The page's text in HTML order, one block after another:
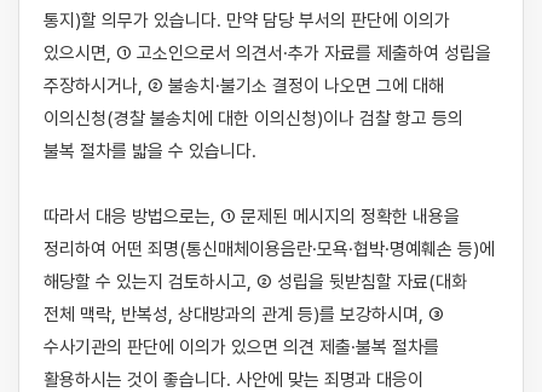
통지)할 의무가 있습니다. 만약 담당 부서의 판단에 이의가
있으시면, ① 고소인으로서 의견서·추가 자료를 제출하여 성립을
주장하시거나, ② 불송치·불기소 결정이 나오면 그에 대해
이의신청(경찰 불송치에 대한 이의신청)이나 검찰 항고 등의
불복 절차를 밟을 수 있습니다.
따라서 대응 방법으로는, ① 문제된 메시지의 정확한 내용을
정리하여 어떤 죄명(통신매체이용음란·모욕·협박·명예훼손 등)에
해당할 수 있는지 검토하시고, ② 성립을 뒷받침할 자료(대화
전체 맥락, 반복성, 상대방과의 관계 등)를 보강하시며, ③
수사기관의 판단에 이의가 있으면 의견 제출·불복 절차를
활용하시는 것이 좋습니다. 사안에 맞는 죄명과 대응이